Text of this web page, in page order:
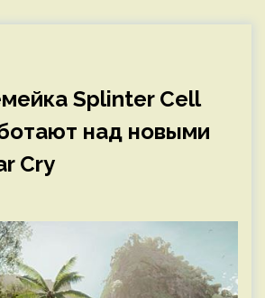
Splinter Cell
над новыми
Cry